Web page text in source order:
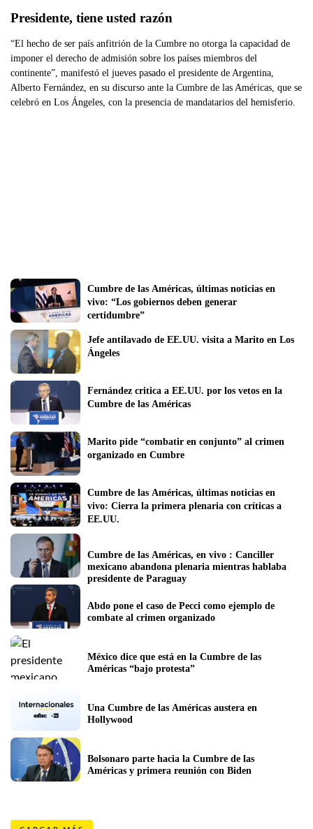
“El hecho de ser país anfitrión de la Cumbre no otorga la capacidad de
imponer el derecho de admisión sobre los países miembros del
continente”, manifestó el jueves pasado el presidente de Argentina,
Alberto Fernández, en su discurso ante la Cumbre de las Américas, que se
celebró en Los Ángeles, con la presencia de mandatarios del hemisferio.
Cumbre de las Américas, últimas noticias en
vivo: “Los gobiernos deben generar
certidumbre”
Jefe antilavado de EE.UU. visita a Marito en Los
Ángeles
Fernández critica a EE.UU. por los vetos en la
Cumbre de las Américas
Marito pide “combatir en conjunto” al crimen
organizado en Cumbre
Cumbre de las Américas, últimas noticias en
vivo: Cierra la primera plenaria con críticas a
Cumbre de las Américas, en vivo : Canciller
mexicano abandona plenaria mientras hablaba
presidente de Paraguay
Abdo pone el caso de Pecci como ejemplo de
combate al crimen organizado
México dice que está en la Cumbre de las
Américas “bajo protesta”
Una Cumbre de las Américas austera en
Hollywood
Bolsonaro parte hacia la Cumbre de las
Américas y primera reunión con Biden